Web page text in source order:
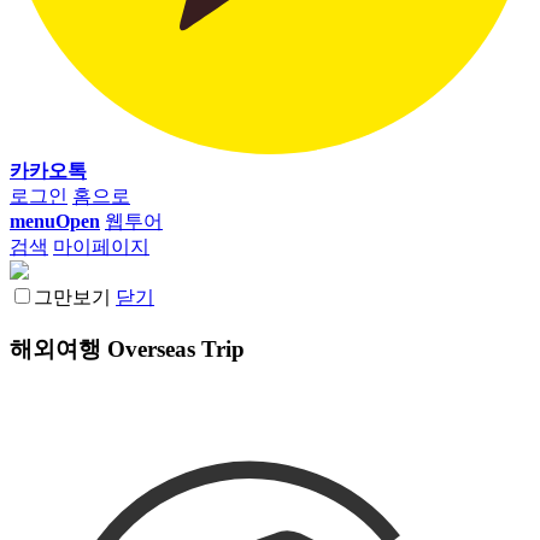
카카오톡
로그인 홈으로
menuOpen 웹투어
검색 마이페이지
그만보기 닫기
해외여행 Overseas Trip